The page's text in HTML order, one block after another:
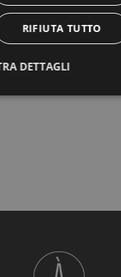
RIFIUTA TUTTO
DETTAGLI